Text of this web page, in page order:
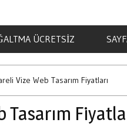
ÜCRETSIZ
Vize Web Tasarım Fiyatları
Tasarım